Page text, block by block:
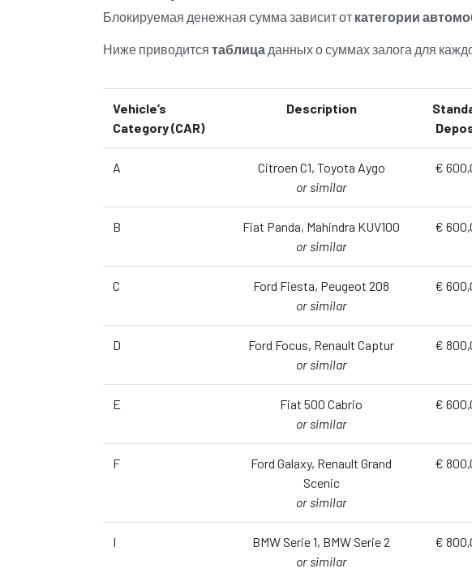
Блокируемая денежная сумма зависит от категории
Ниже приводится таблица данных о суммах залога для
Vehicle’s
Category (CAR)
Description
A
Citroen C1, Toyota Aygo
or similar
€
B
Fiat Panda, Mahindra KUV100
or similar
€
C
Ford Fiesta, Peugeot 208
or similar
€
D
Ford Focus, Renault Captur
or similar
€
E
Fiat 500 Cabrio
or similar
€
F
Ford Galaxy, Renault Grand
Scenic
or similar
€
I
BMW Serie 1, BMW Serie 2
or similar
€